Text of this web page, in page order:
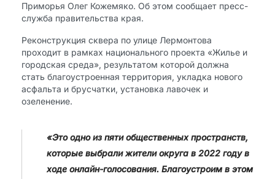
Приморья Олег Кожемяко. Об этом сообщает пресс-
служба правительства края.
Реконструкция сквера по улице Лермонтова
проходит в рамках национального проекта «Жилье и
городская среда», результатом которой должна
стать благоустроенная территория, укладка нового
асфальта и брусчатки, установка лавочек и
озеленение.
«Это одно из пяти общественных пространств,
которые выбрали жители округа в 2022 году в
ходе онлайн-голосования. Благоустроим в этом